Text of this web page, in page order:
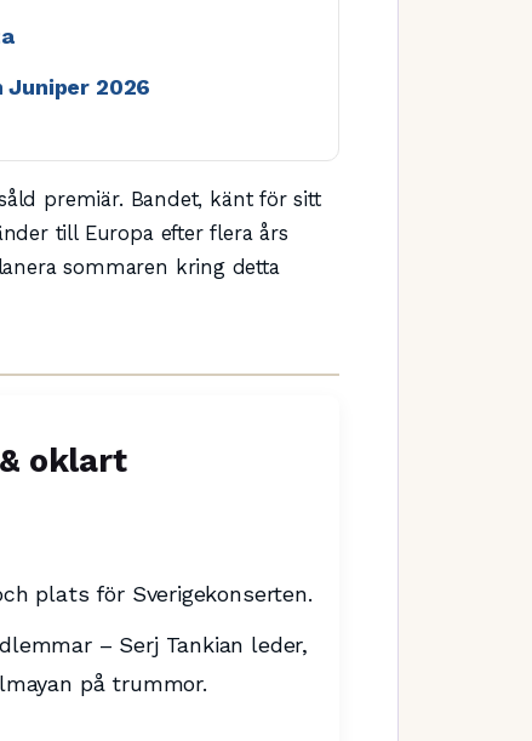
Juniper 2026
premiär. Bandet, känt för sitt
till Europa efter flera års
sommaren kring detta
oklart
plats för Sverigekonserten.
– Serj Tankian leder,
på trummor.